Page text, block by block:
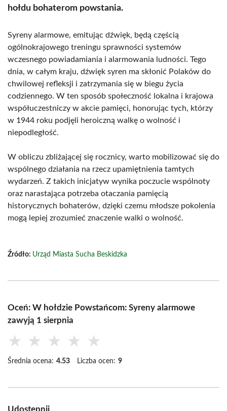
hołdu bohaterom powstania.
Syreny alarmowe, emitując dźwięk, będą częścią
ogólnokrajowego treningu sprawności systemów
wczesnego powiadamiania i alarmowania ludności. Tego
dnia, w całym kraju, dźwięk syren ma skłonić Polaków do
chwilowej refleksji i zatrzymania się w biegu życia
codziennego. W ten sposób społeczność lokalna i krajowa
współuczestniczy w akcie pamięci, honorując tych, którzy
w 1944 roku podjęli heroiczną walkę o wolność i
niepodległość.
W obliczu zbliżającej się rocznicy, warto mobilizować się do
wspólnego działania na rzecz upamiętnienia tamtych
wydarzeń. Z takich inicjatyw wynika poczucie wspólnoty
oraz narastająca potrzeba otaczania pamięcią
historycznych bohaterów, dzięki czemu młodsze pokolenia
mogą lepiej zrozumieć znaczenie walki o wolność.
Źródło: Urząd Miasta Sucha Beskidzka
Oceń: W hołdzie Powstańcom: Syreny alarmowe
zawyją 1 sierpnia
★ ★ ★ ★ ★
Średnia ocena: 4.53 Liczba ocen: 9
Udostępnij